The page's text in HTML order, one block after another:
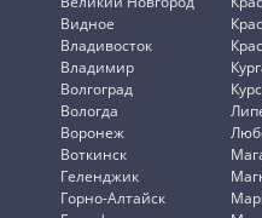
Видное
Владивосток
Владимир
Волгоград
Вологда
Воронеж
Воткинск
Геленджик
Горно-Алтайск